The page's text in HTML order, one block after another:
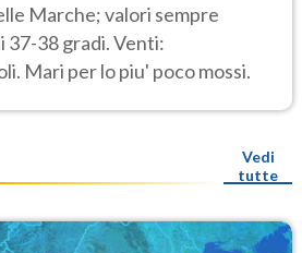
Marche; valori sempre
37-38 gradi. Venti:
Mari per lo piu' poco mossi.
Vedi
tutte